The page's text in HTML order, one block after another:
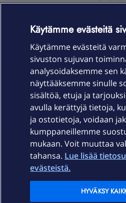
Laitteet & liittymät
Palvelut
Ajankohtaista
Elisa Oyj
Käytämme evästeitä
Käytämme evästeitä
sivuston sujuvan
analysoidaksemme sen
näyttääksemme sinulle
sisältöä, etuja ja
avulla kerättyjä tietoja,
ja ostotietoja, voidaan
kumppaneillemme
mukaan. Voit muuttaa
tahansa. Lue lisää
evästeistä.
HYVÄKSY